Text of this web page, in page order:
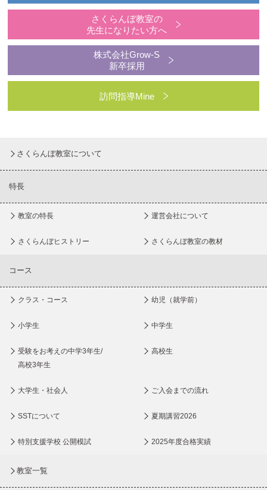
さくらんぼ教室の
先生になりたい方へ
株式会社Grow-S
新卒採用
訪問指導Mine
さくらんぼ教室について
特長
教室の特長 運営会社について
さくらんぼヒストリー さくらんぼ教室の教材
コース
クラス・コース 幼児（就学前）
小学生 中学生
受験をお考えの中学3年生/
高校3年生
高校生
大学生・社会人 ご入会までの流れ
SSTについて 夏期講習2026
特別支援学校 公開模試 2025年度合格実績
教室一覧